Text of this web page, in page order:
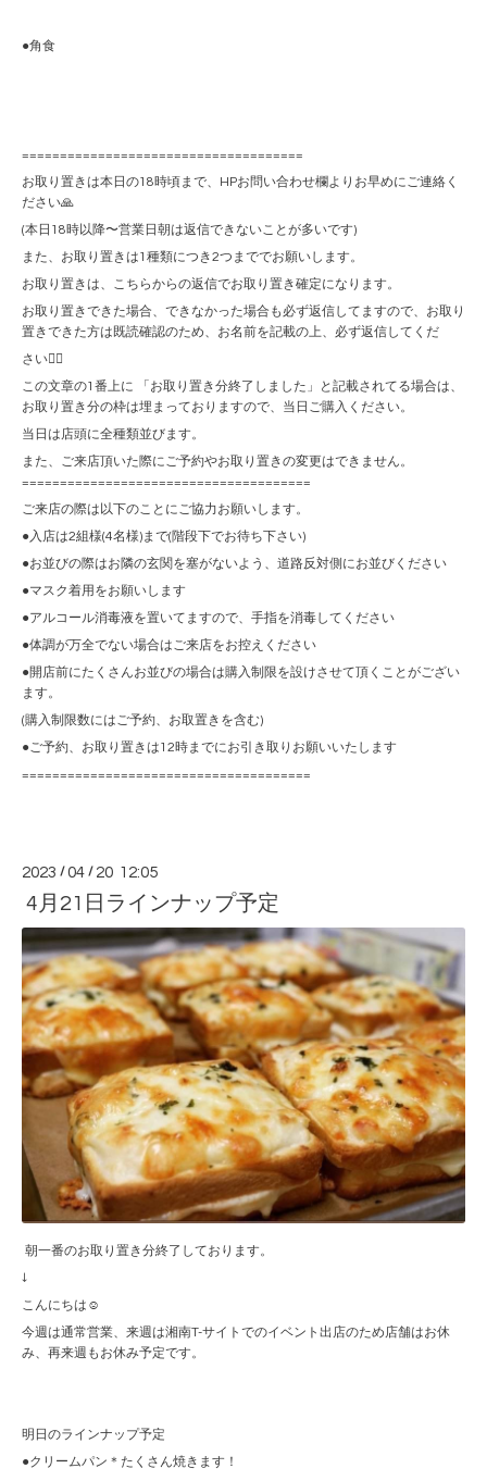
●角食
=====================================
お取り置きは本日の18時頃まで、HPお問い合わせ欄よりお早めにご連絡く
ださい🙏
(本日18時以降〜営業日朝は返信できないことが多いです)
また、お取り置きは1種類につき2つまででお願いします。
お取り置きは、こちらからの返信でお取り置き確定になります。
お取り置きできた場合、できなかった場合も必ず返信してますので、お取り
置きできた方は既読確認のため、お名前を記載の上、必ず返信してくだ
さい🙇‍♀️
この文章の1番上に 「お取り置き分終了しました」と記載されてる場合は、
お取り置き分の枠は埋まっておりますので、当日ご購入ください。
当日は店頭に全種類並びます。
また、ご来店頂いた際にご予約やお取り置きの変更はできません。
======================================
ご来店の際は以下のことにご協力お願いします。
●入店は2組様(4名様)まで(階段下でお待ち下さい)
●お並びの際はお隣の玄関を塞がないよう、道路反対側にお並びください
●マスク着用をお願いします
●アルコール消毒液を置いてますので、手指を消毒してください
●体調が万全でない場合はご来店をお控えください
●開店前にたくさんお並びの場合は購入制限を設けさせて頂くことがござい
ます。
(購入制限数にはご予約、お取置きを含む)
●ご予約、お取り置きは12時までにお引き取りお願いいたします
======================================
2023 /04 / 20 12:05
4月21日ラインナップ予定
朝一番のお取り置き分終了しております。
↓
こんにちは☺︎
今週は通常営業、来週は湘南T-サイトでのイベント出店のため店舗はお休
み、再来週もお休み予定です。
明日のラインナップ予定
●クリームパン＊たくさん焼きます！